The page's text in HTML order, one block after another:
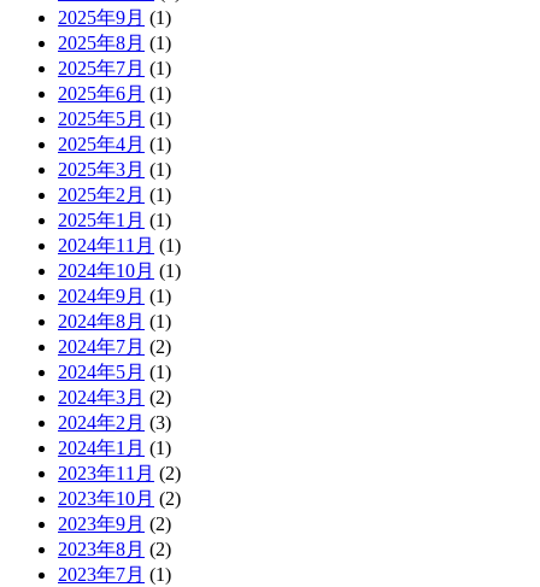
2025年9月 (1)
2025年8月 (1)
2025年7月 (1)
2025年6月 (1)
2025年5月 (1)
2025年4月 (1)
2025年3月 (1)
2025年2月 (1)
2025年1月 (1)
2024年11月 (1)
2024年10月 (1)
2024年9月 (1)
2024年8月 (1)
2024年7月 (2)
2024年5月 (1)
2024年3月 (2)
2024年2月 (3)
2024年1月 (1)
2023年11月 (2)
2023年10月 (2)
2023年9月 (2)
2023年8月 (2)
2023年7月 (1)